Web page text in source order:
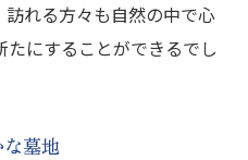
れる方々も自然の中で心
にすることができるでし
墓地